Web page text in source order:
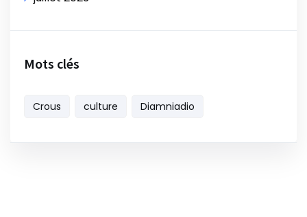
Mots clés
Crous culture Diamniadio